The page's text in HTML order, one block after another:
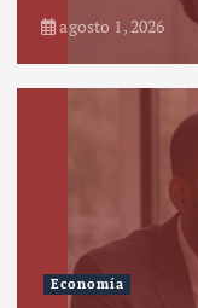
agosto 1, 2026
Economía